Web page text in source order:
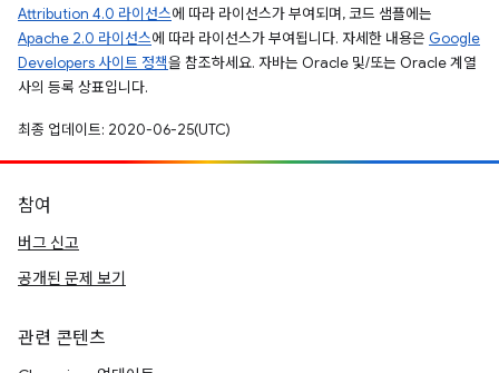
Attribution 4.0 라이선스에 따라 라이선스가 부여되며, 코드 샘플에는
Apache 2.0 라이선스에 따라 라이선스가 부여됩니다. 자세한 내용은 Google
Developers 사이트 정책을 참조하세요. 자바는 Oracle 및/또는 Oracle 계열
사의 등록 상표입니다.
최종 업데이트: 2020-06-25(UTC)
참여
버그 신고
공개된 문제 보기
관련 콘텐츠